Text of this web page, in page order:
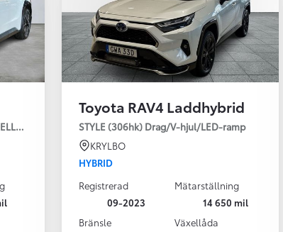
Från 324 900 kr
Från 3 194 kr/mån
Toyota RAV4 Laddhybrid
STYLE (306hk) Drag/V-hjul/LED-ramp
KRYLBO
HYBRID
Registrerad
09-2023
Mätarställning
14 650 mil
Bränsle
Växellåda